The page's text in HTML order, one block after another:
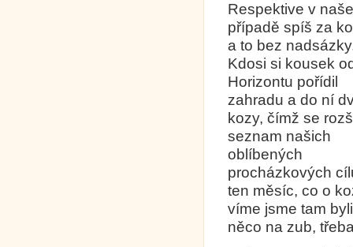
Respektive v
případě spíš za
a to bez
Kdosi si kousek
Horizontu pořídil
zahradu a do ní
kozy, čímž se
seznam našich
oblíbených
procházkových
ten měsíc, co o
víme jsme tam
něco na zub,